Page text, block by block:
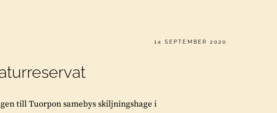
PUBLICERAT
14 SEPTEMBER 2020
till Tuorpon samebys skiljningshage i